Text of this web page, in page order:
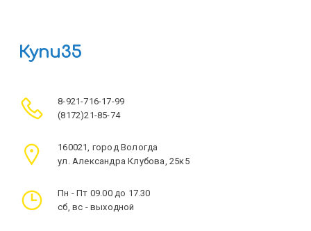
Купи35
8-921-716-17-99
(8172)21-85-74
160021, город Вологда
ул. Александра Клубова, 25к5
Пн - Пт 09.00 до 17.30
сб, вс - выходной